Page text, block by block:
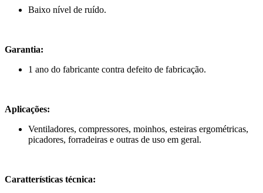
Baixo nível de ruído.
Garantia:
1 ano do fabricante contra defeito de fabricação.
Aplicações:
Ventiladores, compressores, moinhos, esteiras ergométricas,
picadores, forradeiras e outras de uso em geral.
Caratterísticas técnica: